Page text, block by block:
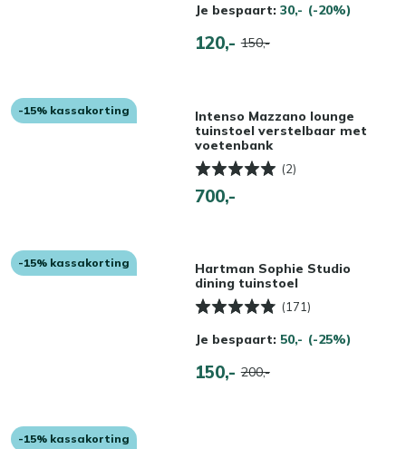
Je bespaart: 30,- (-20%)
120,- 150,-
-15% kassakorting
Intenso Mazzano lounge
tuinstoel verstelbaar met
voetenbank
(2)
700,-
-15% kassakorting
Hartman Sophie Studio
dining tuinstoel
(171)
Je bespaart: 50,- (-25%)
150,- 200,-
-15% kassakorting